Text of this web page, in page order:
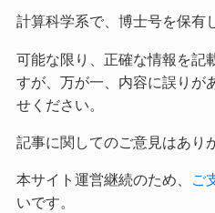
計算科学系で、博士号を保有
可能な限り、正確な情報を記
すが、万が一、内容に誤りが
せください。
記事に関してのご意見はあり
本サイト運営継続のため、 ご
いです。